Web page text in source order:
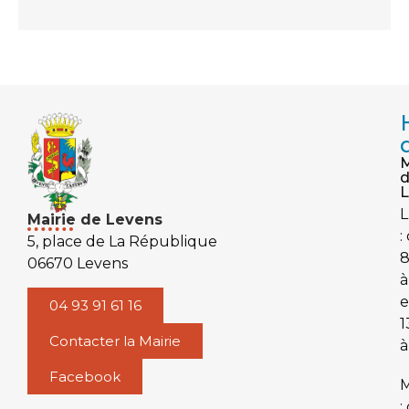
Mairie de Levens
5, place de La République
06670 Levens
04 93 91 61 16
Contacter la Mairie
Facebook
: